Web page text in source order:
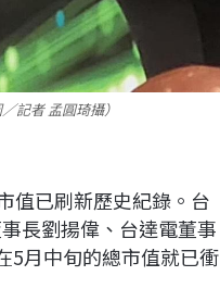
記者 孟圓琦攝）
值已刷新歷史紀錄。台
長劉揚偉、台達電董事
5月中旬的總市值就已衝